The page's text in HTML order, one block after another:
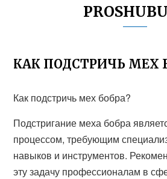
КАК ПОДСТРИЧЬ МЕХ
Как подстричь мех бобра?
Подстригание меха бобра
процессом, требующим
навыков и инструментов.
эту задачу профессионалам в